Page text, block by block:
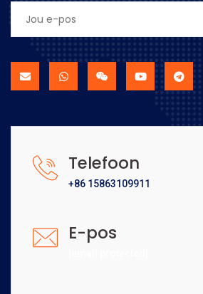
Telefoon
+86 15863109911
E-pos